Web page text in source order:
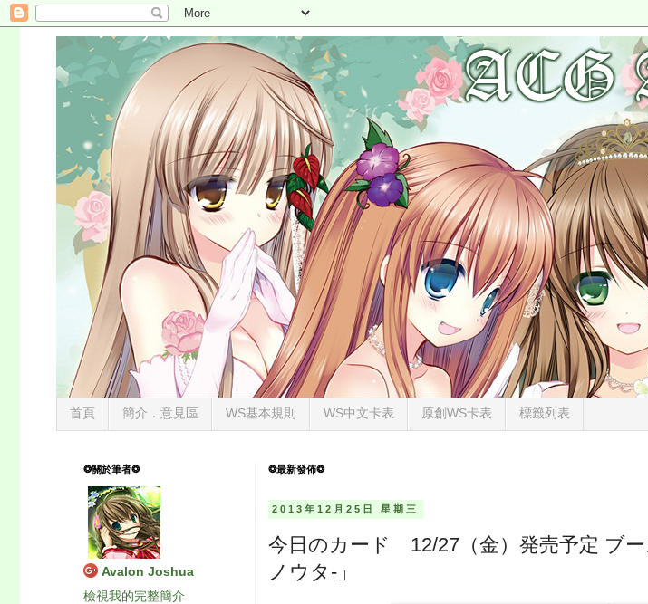
首頁 簡介．意見區 WS基本規則 WS中文卡表 原創WS卡表 標籤列表
❂最新發佈❂
2013年12月25日 星期三
今日のカード 12/27（金）発売予定 ブ
ノウタ-」
❂關於筆者❂
Avalon Joshua
檢視我的完整簡介